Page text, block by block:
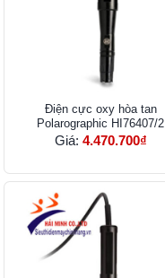
Điện cực oxy hòa tan
Polarographic HI76407/2
Giá: 4.470.700₫